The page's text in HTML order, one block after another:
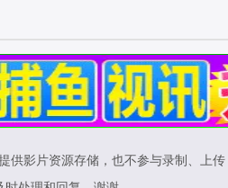
2026/大陆
供影片资源存储，也不参与录制、上传